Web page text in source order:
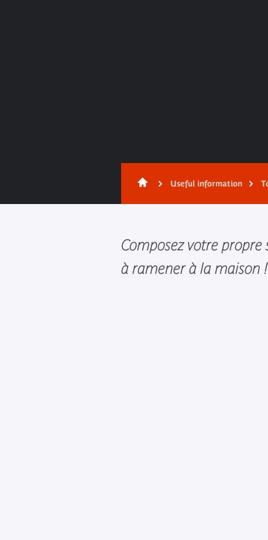
Useful information
Composez votre propre
à ramener à la maison !